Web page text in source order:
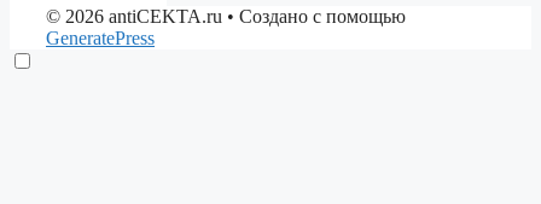
© 2026 antiCEKTA.ru • Создано с помощью
GeneratePress